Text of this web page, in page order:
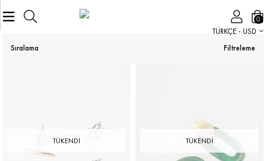
TÜRKÇE - USD
0
Filtreleme
Sıralama
TÜKENDI TÜKENDI